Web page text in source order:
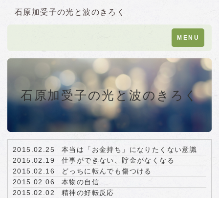
石原加受子の光と波のきろく
Toggle
navigation
MENU
石原加受子の光と波のきろく
2015.02.25
本当は「お金持ち」になりたくない意識
2015.02.19
仕事ができない、貯金がなくなる
2015.02.16
どっちに転んでも傷つける
2015.02.06
本物の自信
2015.02.02
精神の好転反応